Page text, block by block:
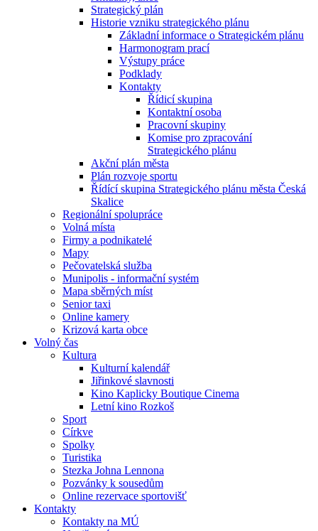
Strategický plán
Historie vzniku strategického plánu
Základní informace o Strategickém plánu
Harmonogram prací
Výstupy práce
Podklady
Kontakty
Řídicí skupina
Kontaktní osoba
Pracovní skupiny
Komise pro zpracování
Strategického plánu
Akční plán města
Plán rozvoje sportu
Řídící skupina Strategického plánu města Česká
Skalice
Regionální spolupráce
Volná místa
Firmy a podnikatelé
Mapy
Pečovatelská služba
Munipolis - informační systém
Mapa sběrných míst
Senior taxi
Online kamery
Krizová karta obce
Volný čas
Kultura
Kulturní kalendář
Jiřinkové slavnosti
Kino Kaplicky Boutique Cinema
Letní kino Rozkoš
Sport
Církve
Spolky
Turistika
Stezka Johna Lennona
Pozvánky k sousedům
Online rezervace sportovišť
Kontakty
Kontakty na MÚ